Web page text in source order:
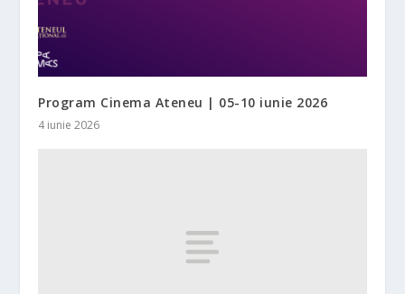
Program Cinema Ateneu | 05-10 iunie 2026
4 iunie 2026